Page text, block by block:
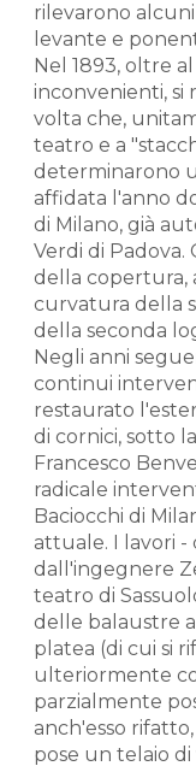
rilevarono
levante e
Nel 1893, oltre
inconvenienti, si
volta che,
teatro e a
determinarono
affidata l'anno
di Milano, già
Verdi di
della copertura,
curvatura della
della seconda
Negli anni
continui
restaurato
di cornici, sotto
Francesco
radicale
Baciocchi di
attuale. I lavori -
dall'ingegnere
teatro di
delle balaustre
platea (di cui si
ulteriormente
parzialmente
anch'esso
pose un telaio